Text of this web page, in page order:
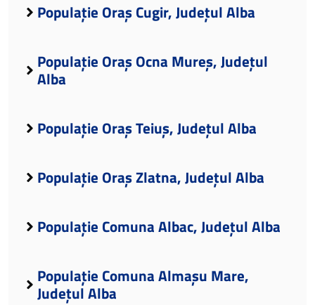
Populație Oraș Cugir, Județul Alba
Populație Oraș Ocna Mureș, Județul
Alba
Populație Oraș Teiuș, Județul Alba
Populație Oraș Zlatna, Județul Alba
Populație Comuna Albac, Județul Alba
Populație Comuna Almașu Mare,
Județul Alba